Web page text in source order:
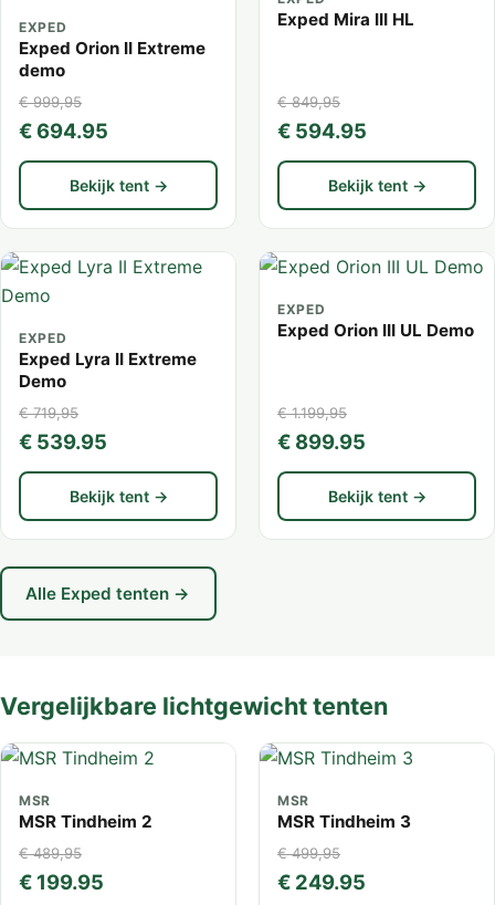
EXPED
Exped Orion II Extreme
demo
€ 999,95
€ 694.95
Bekijk tent →
Exped Mira III HL
€ 849,95
€ 594.95
Bekijk tent →
EXPED
Exped Lyra II Extreme
Demo
€ 719,95
€ 539.95
Bekijk tent →
EXPED
Exped Orion III UL Demo
€ 1.199,95
€ 899.95
Bekijk tent →
Alle Exped tenten →
Vergelijkbare lichtgewicht tenten
MSR
MSR Tindheim 2
€ 489,95
€ 199.95
MSR
MSR Tindheim 3
€ 499,95
€ 249.95